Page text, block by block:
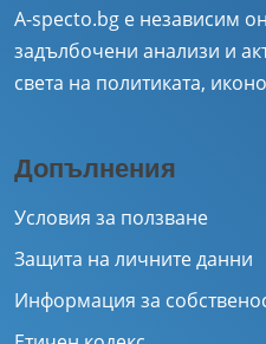
A-specto.bg е независим
задълбочени анализи и
света на политиката,
Допълнения
Условия за ползване
Защита на личните данни
Информация за